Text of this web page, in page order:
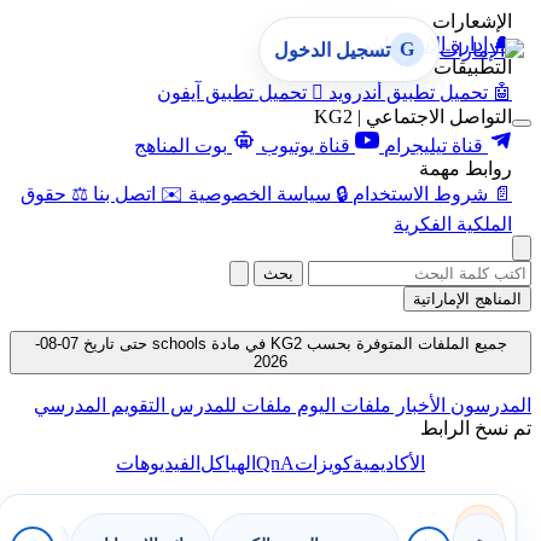
الإشعارات
🔔 إدارة الإشعارات
التطبيقات
🤖 تحميل تطبيق أندرويد  تحميل تطبيق آيفون
التواصل الاجتماعي | KG2
قناة تيليجرام
قناة يوتيوب
بوت المناهج
روابط مهمة
📄 شروط الاستخدام 🔒 سياسة الخصوصية ✉️ اتصل بنا ⚖️ حقوق
الملكية الفكرية
G تسجيل الدخول
بحث
المناهج الإماراتية
جميع الملفات المتوفرة بحسب KG2 في مادة schools حتى تاريخ 07-08-
2026
المدرسون الأخبار ملفات اليوم ملفات للمدرس التقويم المدرسي
تم نسخ الرابط
الأكاديميةكويزاتQnAالهياكلالفيديوهات